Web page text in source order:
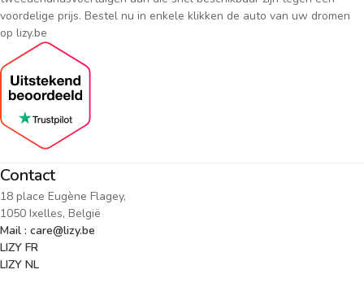
voordelige prijs. Bestel nu in enkele klikken de auto van uw dromen
op lizy.be
Contact
18 place Eugène Flagey,
1050 Ixelles, België
Mail : care@lizy.be
LIZY FR
LIZY NL